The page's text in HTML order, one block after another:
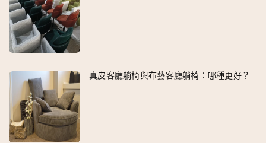
真皮客廳躺椅與布藝客廳躺椅：哪種更好？